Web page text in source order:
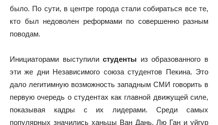
было. По сути, в центре города стали собираться все те,
кто был недоволен реформами по совершенно разным
поводам.
Инициаторами выступилистуденты из образованного в
эти же дни Независимого союза студентов Пекина. Это
дало легитимную возможность западным СМИ говорить в
первую очередь о студентах как главной движущей силе,
показывая кадры с их лидерами. Среди самых
популярных значились ханьцы Ван Дань, Лю Ган и уйгур